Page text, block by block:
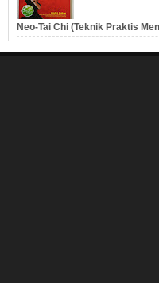
Neo-Tai Chi (Teknik Praktis